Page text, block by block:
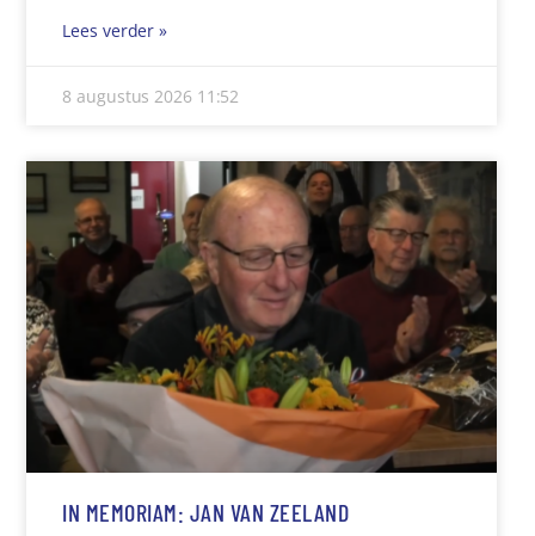
Lees verder »
8 augustus 2026 11:52
IN MEMORIAM: JAN VAN ZEELAND